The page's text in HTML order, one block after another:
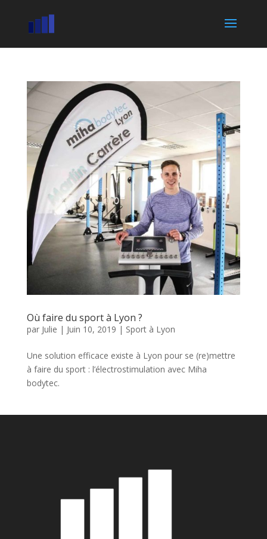
Où faire du sport à Lyon ?
par Julie | Juin 10, 2019 | Sport à Lyon
Une solution efficace existe à Lyon pour se (re)mettre
à faire du sport : l’électrostimulation avec Miha
bodytec.